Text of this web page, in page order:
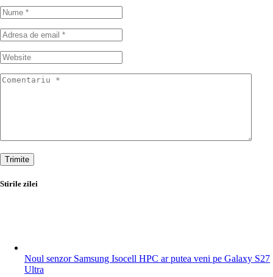
Trimite
Stirile zilei
Noul senzor Samsung Isocell HPC ar putea veni pe Galaxy S27
Ultra